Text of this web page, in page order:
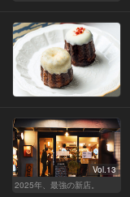
Vol.13
2025年、最強の新店。